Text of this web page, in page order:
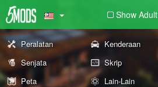
Show Adult
Peralatan Kenderaan
Senjata
Skrip
Peta
Lain-Lain